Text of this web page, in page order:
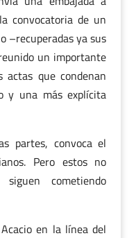
convocatoria de un
–recuperadas ya sus
un importante
que condenan
y una más explícita
partes, convoca el
Pero estos no
cometiendo
en la línea del